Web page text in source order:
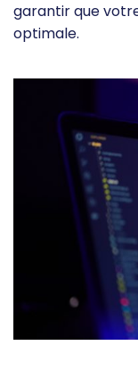
garantir que
optimale.